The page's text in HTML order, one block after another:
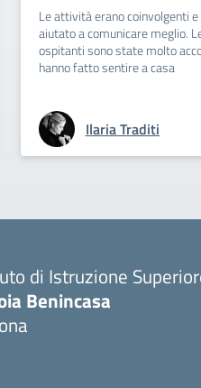
Le attività erano coinvolgenti e
aiutato a comunicare meglio.
ospitanti sono state molto
hanno fatto sentire a casa
Ilaria Traditi
di Istruzione
Benincasa